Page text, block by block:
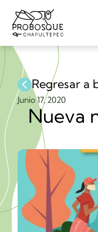
Regresar a
Junio 17, 2020
Nueva